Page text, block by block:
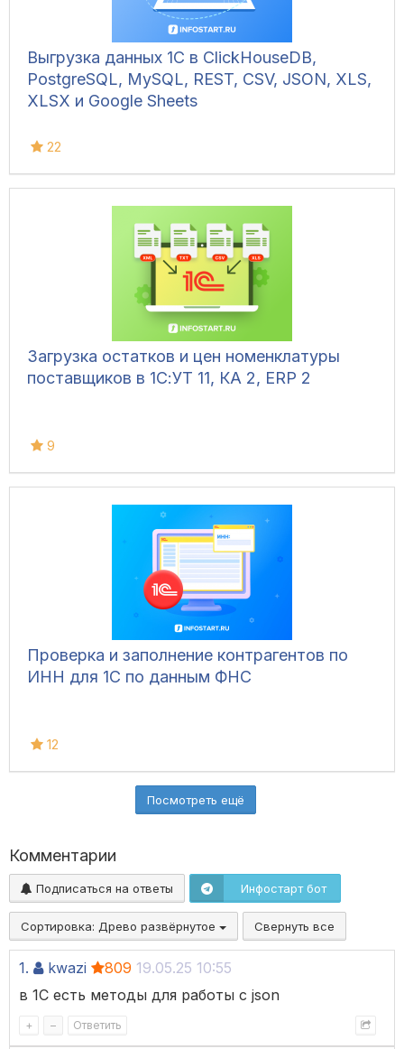
Выгрузка данных 1С в ClickHouseDB,
PostgreSQL, MySQL, REST, CSV, JSON, XLS,
XLSX и Google Sheets
22
Загрузка остатков и цен номенклатуры
поставщиков в 1С:УТ 11, КА 2, ERP 2
9
Проверка и заполнение контрагентов по
ИНН для 1С по данным ФНС
12
Посмотреть ещё
Комментарии
Подписаться на ответы Инфостарт бот
Сортировка: Древо развёрнутое Свернуть все
1. kwazi 809 19.05.25 10:55
в 1С есть методы для работы с json
+ – Ответить